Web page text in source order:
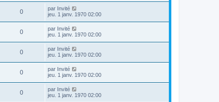
0 par Invité
jeu. 1 janv. 1970 02:00
0 par Invité
jeu. 1 janv. 1970 02:00
0 par Invité
jeu. 1 janv. 1970 02:00
0 par Invité
jeu. 1 janv. 1970 02:00
0 par Invité
jeu. 1 janv. 1970 02:00